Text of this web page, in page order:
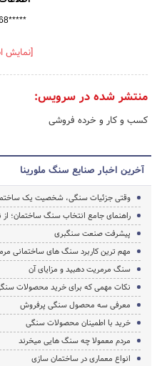
[نمایش
منتشر شده در سرویس:
کسب و کار و خرده فروشی
آخرین اخبار صنایع سنگ ملورینا
وقتی جزئیات سنگی، شخصیت یک
راهنمای جامع انتخاب سنگ ساختمان؛
پیشرفت صنعت سنگبری
مهم ترین کاربرد سنگ های ساختمانی
سنگ مرمریت دهبید و مزایای آن
نکات مهمی که برای خرید محصولات
معرفی سه محصول سنگی پرفروش
خرید با اطمینان محصولات سنگی
مردم معمولا چه سنگ هایی میخرند
انواع معماری در ساختمان سازی